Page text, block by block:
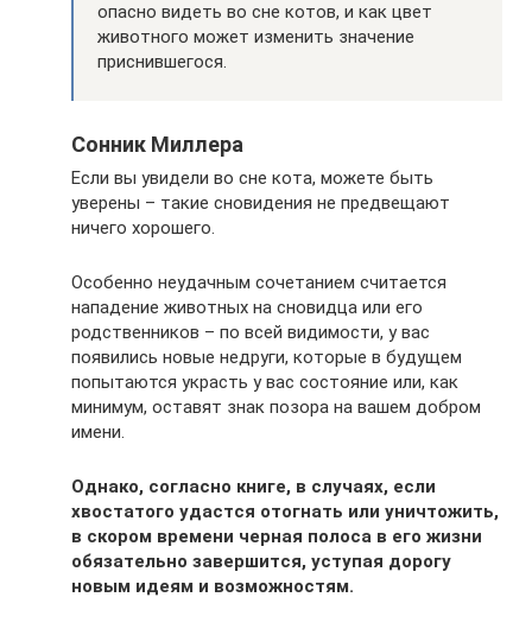
опасно видеть во сне котов, и как цвет
животного может изменить значение
приснившегося.
Сонник Миллера
Если вы увидели во сне кота, можете быть
уверены – такие сновидения не предвещают
ничего хорошего.
Особенно неудачным сочетанием считается
нападение животных на сновидца или его
родственников – по всей видимости, у вас
появились новые недруги, которые в будущем
попытаются украсть у вас состояние или, как
минимум, оставят знак позора на вашем добром
имени.
Однако, согласно книге, в случаях, если
хвостатого удастся отогнать или уничтожить,
в скором времени черная полоса в его жизни
обязательно завершится, уступая дорогу
новым идеям и возможностям.